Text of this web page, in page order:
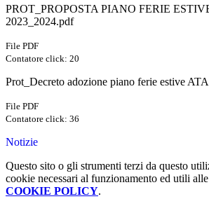
PROT_PROPOSTA PIANO FERIE
2023_2024.pdf
File PDF
Contatore click: 20
Prot_Decreto adozione piano ferie estive
File PDF
Contatore click: 36
Notizie
Questo sito o gli strumenti terzi da questo
cookie necessari al funzionamento ed utili
COOKIE POLICY.